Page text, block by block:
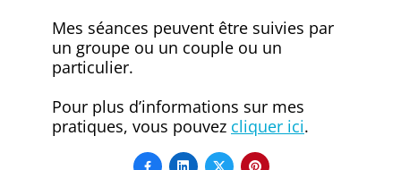
Mes séances peuvent être suivies par
un groupe ou un couple ou un
particulier.
Pour plus d’informations sur mes
pratiques, vous pouvez cliquer ici.
   